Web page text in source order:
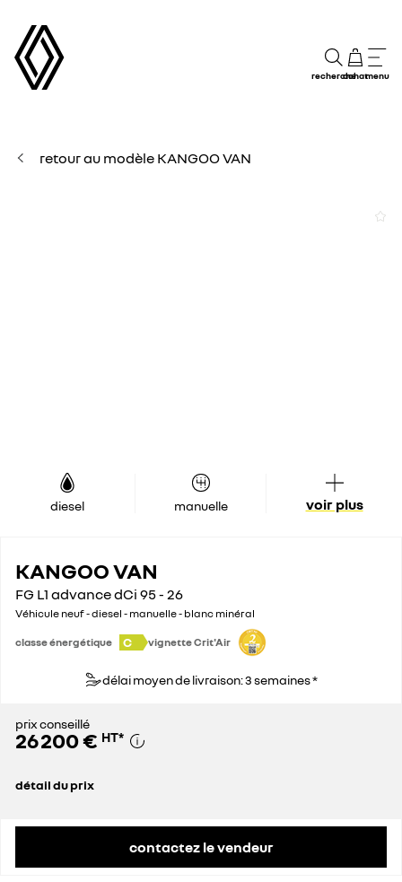
rechercheachatmenu
retour au modèle KANGOO VAN
diesel manuelle voir plus
KANGOO VAN
FG L1 advance dCi 95 - 26
Véhicule neuf - diesel - manuelle - blanc minéral
classe énergétique C vignette Crit'Air
délai moyen de livraison: 3 semaines *
prix conseillé
26 200 € HT*
détail du prix
contactez le vendeur